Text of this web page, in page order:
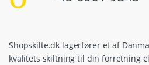
Shopskilte.dk lagerfører et af
kvalitets skiltning til din forretning